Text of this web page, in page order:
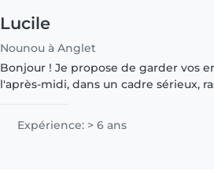
Lucile
Nounou à Anglet
Bonjour ! Je propose de garder vos
l'après-midi, dans un cadre sérieux,
au bien-être des..
Expérience: > 6 ans